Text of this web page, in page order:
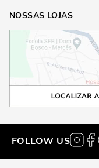
NOSSAS LOJAS
FOLLOW US